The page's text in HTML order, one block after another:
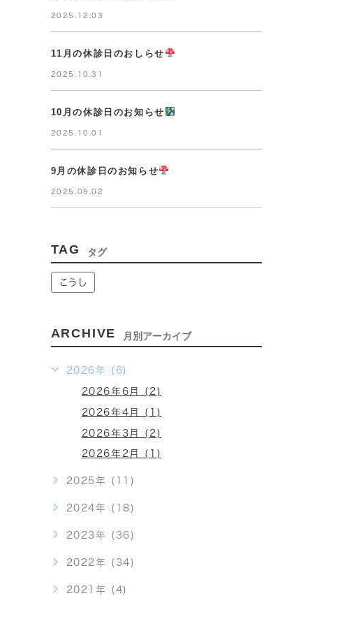
2025.12.03
11月の休診日のおしらせ
2025.10.31
10月の休診日のお知らせ
2025.10.01
9月の休診日のお知らせ
2025.09.02
TAG タグ
こうし
ARCHIVE 月別アーカイブ
2026年 (6)
2026年6月 (2)
2026年4月 (1)
2026年3月 (2)
2026年2月 (1)
2025年 (11)
2024年 (18)
2023年 (36)
2022年 (34)
2021年 (4)